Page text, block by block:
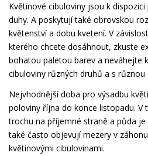
Květinové cibuloviny jsou k
duhy. A poskytují také obrovskou
květenství a dobu kvetení. V
kterého chcete dosáhnout, zkuste
bohatou paletou barev a neváhejte
cibuloviny různých druhů a s různou
Nejvhodnější doba pro výsadbu
poloviny října do konce listopadu. V
trochu na příjemné straně a půda
také často objevují mezery v
květinovými cibulovinami.